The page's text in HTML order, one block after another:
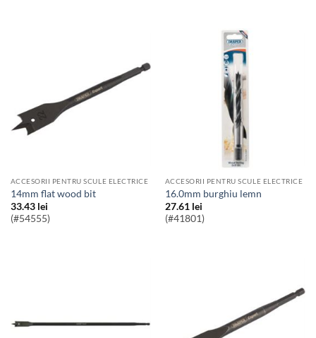
ACCESORII PENTRU SCULE ELECTRICE
14mm flat wood bit
33.43 lei
(#54555)
ACCESORII PENTRU SCULE ELECTRICE
16.0mm burghiu lemn
27.61 lei
(#41801)